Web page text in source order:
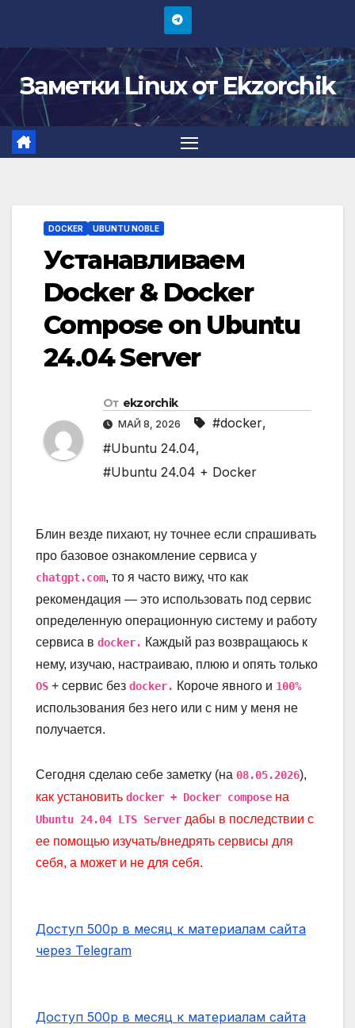
содержимому
Заметки Linux от Ekzorchik
DOCKER UBUNTU NOBLE
Устанавливаем
Docker & Docker
Compose on Ubuntu
24.04 Server
От ekzorchik
МАЙ 8, 2026 #docker,
#Ubuntu 24.04,
#Ubuntu 24.04 + Docker
Блин везде пихают, ну точнее если спрашивать
про базовое ознакомление сервиса у
chatgpt.com, то я часто вижу, что как
рекомендация — это использовать под сервис
определенную операционную систему и работу
сервиса в docker. Каждый раз возвращаюсь к
нему, изучаю, настраиваю, плюю и опять только
OS + сервис без docker. Короче явного и 100%
использования без него или с ним у меня не
получается.
Сегодня сделаю себе заметку (на 08.05.2026),
как установить docker + Docker compose на
Ubuntu 24.04 LTS Server дабы в последствии с
ее помощью изучать/внедрять сервисы для
себя, а может и не для себя.
Доступ 500р в месяц к материалам сайта
через Telegram
Доступ 500р в месяц к материалам сайта